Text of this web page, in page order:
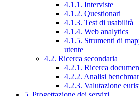
4.1.1. Interviste
4.1.2. Questionari
4.1.3. Test di usabilità
4.1.4. Web analytics
4.1.5. Strumenti di
utente
4.2. Ricerca secondaria
4.2.1. Ricerca
4.2.2. Analisi
4.2.3. Valutazione